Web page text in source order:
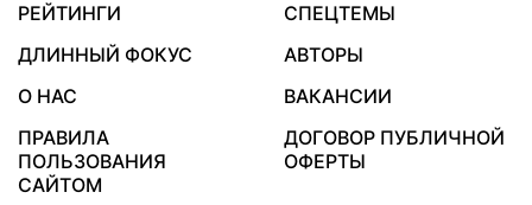
РЕЙТИНГИ
СПЕЦТЕМЫ
ДЛИННЫЙ ФОКУС
АВТОРЫ
О НАС
ВАКАНСИИ
ПРАВИЛА
ПОЛЬЗОВАНИЯ
САЙТОМ
ДОГОВОР ПУБЛИЧНОЙ
ОФЕРТЫ